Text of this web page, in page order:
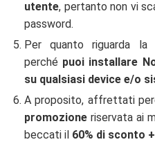
utente, pertanto non vi
password.
Per quanto riguarda la
perché puoi installare
su qualsiasi device e/o
A proposito, affrettati
promozione riservata ai
beccati il 60% di sconto